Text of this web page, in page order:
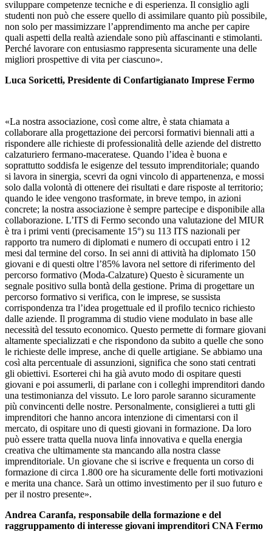
sviluppare competenze tecniche e di esperienza. Il consiglio agli
studenti non può che essere quello di assimilare quanto più possibile,
non solo per massimizzare l’apprendimento ma anche per capire
quali aspetti della realtà aziendale sono più affascinanti e stimolanti.
Perché lavorare con entusiasmo rappresenta sicuramente una delle
migliori prospettive di vita per ciascuno».
Luca Soricetti, Presidente di Confartigianato Imprese Fermo
«La nostra associazione, così come altre, è stata chiamata a
collaborare alla progettazione dei percorsi formativi biennali atti a
rispondere alle richieste di professionalità delle aziende del distretto
calzaturiero fermano-maceratese. Quando l’idea è buona e
soprattutto soddisfa le esigenze del tessuto imprenditoriale; quando
si lavora in sinergia, scevri da ogni vincolo di appartenenza, e mossi
solo dalla volontà di ottenere dei risultati e dare risposte al territorio;
quando le idee vengono trasformate, in breve tempo, in azioni
concrete; la nostra associazione è sempre partecipe e disponibile alla
collaborazione. L’ITS di Fermo secondo una valutazione del MIUR
è tra i primi venti (precisamente 15°) su 113 ITS nazionali per
rapporto tra numero di diplomati e numero di occupati entro i 12
mesi dal termine del corso. In sei anni di attività ha diplomato 150
giovani e di questi oltre l’85% lavora nel settore di riferimento del
percorso formativo (Moda-Calzature) Questo è sicuramente un
segnale positivo sulla bontà della gestione. Prima di progettare un
percorso formativo si verifica, con le imprese, se sussista
corrispondenza tra l’idea progettuale ed il profilo tecnico richiesto
dalle aziende. Il programma di studio viene modulato in base alle
necessità del tessuto economico. Questo permette di formare giovani
altamente specializzati e che rispondono da subito a quelle che sono
le richieste delle imprese, anche di quelle artigiane. Se abbiamo una
così alta percentuale di assunzioni, significa che sono stati centrati
gli obiettivi. Esorterei chi ha già avuto modo di ospitare questi
giovani e poi assumerli, di parlane con i colleghi imprenditori dando
una testimonianza del vissuto. Le loro parole saranno sicuramente
più convincenti delle nostre. Personalmente, consiglierei a tutti gli
imprenditori che hanno ancora intenzione di cimentarsi con il
mercato, di ospitare uno di questi giovani in formazione. Da loro
può essere tratta quella nuova linfa innovativa e quella energia
creativa che ultimamente sta mancando alla nostra classe
imprenditoriale. Un giovane che si iscrive e frequenta un corso di
formazione di circa 1.800 ore ha sicuramente delle forti motivazioni
e merita una chance. Sarà un ottimo investimento per il suo futuro e
per il nostro presente».
Andrea Caranfa, responsabile della formazione e del
raggruppamento di interesse giovani imprenditori CNA Fermo